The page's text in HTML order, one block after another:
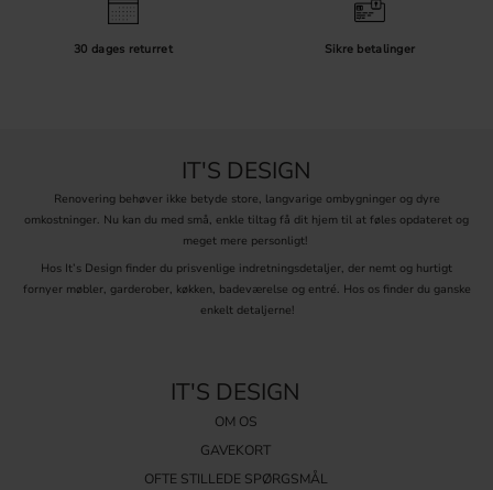
30 dages returret Sikre betalinger
IT'S DESIGN
Renovering behøver ikke betyde store, langvarige ombygninger og dyre
omkostninger. Nu kan du med små, enkle tiltag få dit hjem til at føles opdateret og
meget mere personligt!
Hos It’s Design finder du prisvenlige indretningsdetaljer, der nemt og hurtigt
fornyer møbler, garderober, køkken, badeværelse og entré. Hos os finder du ganske
enkelt detaljerne!
IT'S DESIGN
OM OS
GAVEKORT
OFTE STILLEDE SPØRGSMÅL